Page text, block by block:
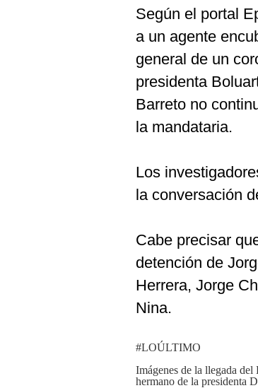
Según el portal
a un agente
general de un
presidenta
Barreto no
la mandataria.
Los
la conversación
Cabe precisar
detención de
Herrera, Jorge
Nina.
#LOÚLTIMO
Imágenes de la llegada
hermano de la presidenta